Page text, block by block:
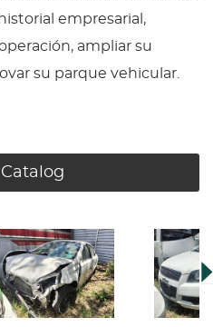
empresarial,
ampliar su
su parque vehicular.